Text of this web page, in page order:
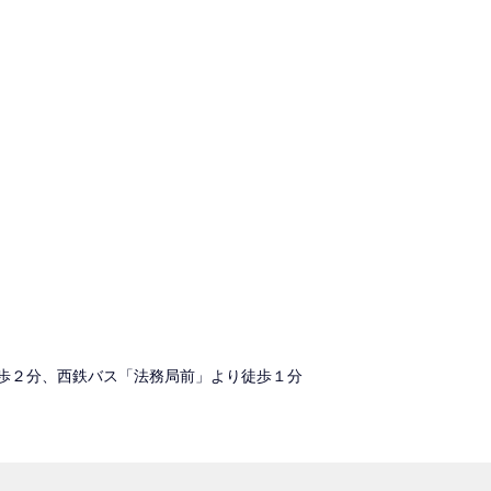
２分、西鉄バス「法務局前」より徒歩１分